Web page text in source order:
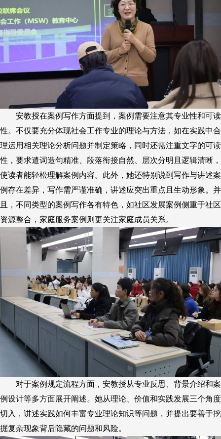
安教授在案例写作方面提到，案例需要注意其专业性和可读
性。 不仅要充分体现社会工作专业的理论与方法，如在实践中合
理运用相关理论分析问题并制定策略 ， 同时还需注重文字的可读
性，要求遣词造句精准、段落衔接自然、层次分明且逻辑清晰，
使读者能轻松理解案例内容。此外， 她还特别 说到 写作与讲述案
例存在差异，写作需严谨准确，讲述应突出重点且生动形象。并
且，不同类型的案例写作各有特色，如社区发展案例侧重于社区
资源整合，家庭服务案例则更关注家庭成员关系。
对于案例规定流程方面 ， 安教授从专业反思、背景介绍和案
例设计等多方面展开阐述。 她从理论、价值和实践发展三个角度
切入 ， 讲述实践如何丰富专业理论知识等问题 ， 并提出要善于挖
掘复杂现象背后隐藏的问题和风险。